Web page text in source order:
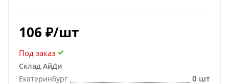
106 ₽/шт
Под заказ
Склад АйДи
Екатеринбург
0 шт